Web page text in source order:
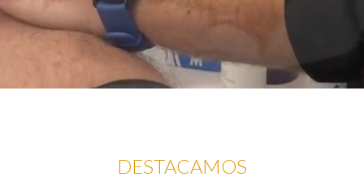
DESTACAMOS